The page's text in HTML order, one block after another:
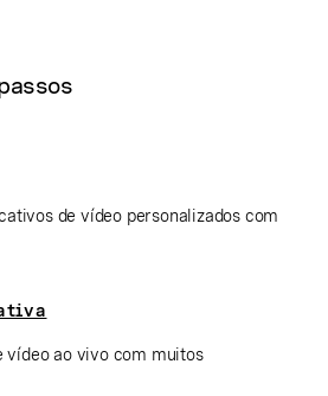
de vídeo personalizados com
vídeo ao vivo com muitos